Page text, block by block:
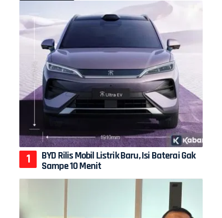
BYD Rilis Mobil Listrik Baru, Isi Baterai Gak
Sampe 10 Menit